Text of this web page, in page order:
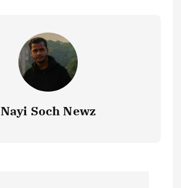
Nayi Soch Newz